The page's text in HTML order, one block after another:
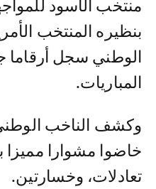
منتخب الأسود
بنظيره المنتخب
الوطني سجل أرقاما
المباريات.
وكشف الناخب
تعادلات، وخسارتين.